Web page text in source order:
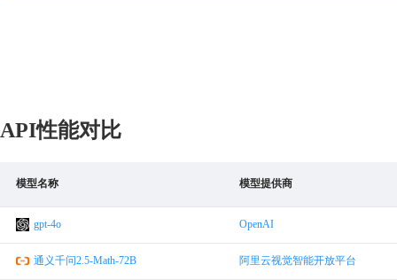
API性能对比
模型名称 模型提供商
gpt-4o OpenAI
通义千问2.5-Math-72B 阿里云视觉智能开放平台